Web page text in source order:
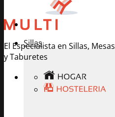
El Especialista en Sillas, Mesas
y Taburetes
Sillas